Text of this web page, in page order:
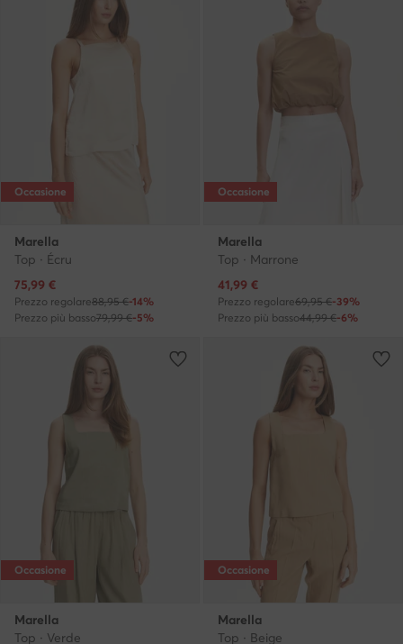
Occasione
Marella
Top · Écru
Prezzo attuale
75,99 €
Prezzo regolare88,95 €-14%
Prezzo più basso79,99 €-5%
Occasione
Marella
Top · Marrone
Prezzo attuale
41,99 €
Prezzo regolare69,95 €-39%
Prezzo più basso44,99 €-6%
Occasione
Marella
Top · Verde
Occasione
Marella
Top · Beige